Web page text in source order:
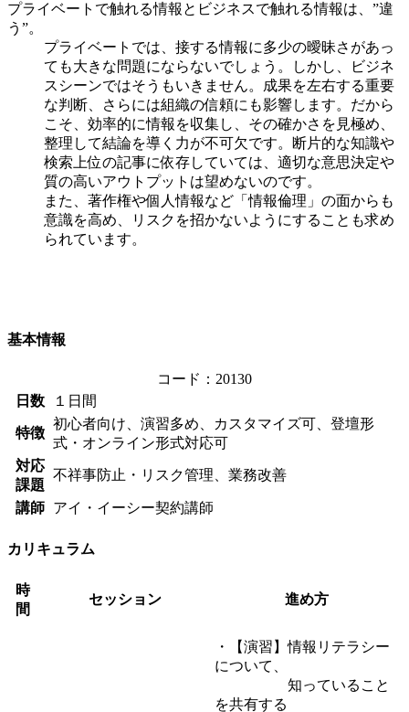
プライベートで触れる情報とビジネスで触れる情報は、”違
う”。
プライベートでは、接する情報に多少の曖昧さがあっ
ても大きな問題にならないでしょう。しかし、ビジネ
スシーンではそうもいきません。成果を左右する重要
な判断、さらには組織の信頼にも影響します。だから
こそ、効率的に情報を収集し、その確かさを見極め、
整理して結論を導く力が不可欠です。断片的な知識や
検索上位の記事に依存していては、適切な意思決定や
質の高いアウトプットは望めないのです。
また、著作権や個人情報など「情報倫理」の面からも
意識を高め、リスクを招かないようにすることも求め
られています。
基本情報
コード：20130
日数
１日間
特徴
初心者向け、演習多め、カスタマイズ可、登壇形
式・オンライン形式対応可
対応
課題
不祥事防止・リスク管理、業務改善
講師 アイ・イーシー契約講師
カリキュラム
時
間
セッション 進め方
・【演習】情報リテラシー
について、
知っていること
を共有する